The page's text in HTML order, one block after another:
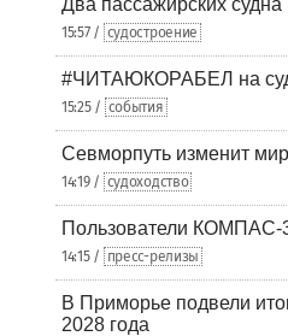
Два пассажирских
15:57 / судостроение
#ЧИТАЮКОРАБЕЛ на
15:25 / события
Севморпуть изменит
14:19 / судоходство
Пользователи КОМПАС-
14:15 / пресс-релизы
В Приморье подвели
2028 года